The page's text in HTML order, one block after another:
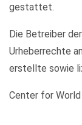
gestattet.
Die Betreiber
Urheberrechte
erstellte sowie
Center for